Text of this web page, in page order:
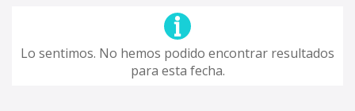
Lo sentimos. No hemos podido encontrar resultados
para esta fecha.